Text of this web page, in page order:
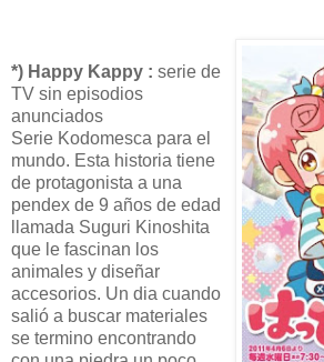
*) Happy Kappy : serie de
TV sin episodios
anunciados
Serie Kodomesca para el
mundo. Esta historia tiene
de protagonista a una
pendex de 9 años de edad
llamada Suguri Kinoshita
que le fascinan los
animales y diseñar
accesorios. Un dia cuando
salió a buscar materiales
se termino encontrando